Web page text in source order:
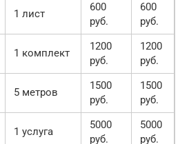
1 лист
600
руб.
600
руб.
1 комплект
1200
руб.
1200
руб.
5 метров
1500
руб.
1500
руб.
1 услуга
5000
руб.
5000
руб.